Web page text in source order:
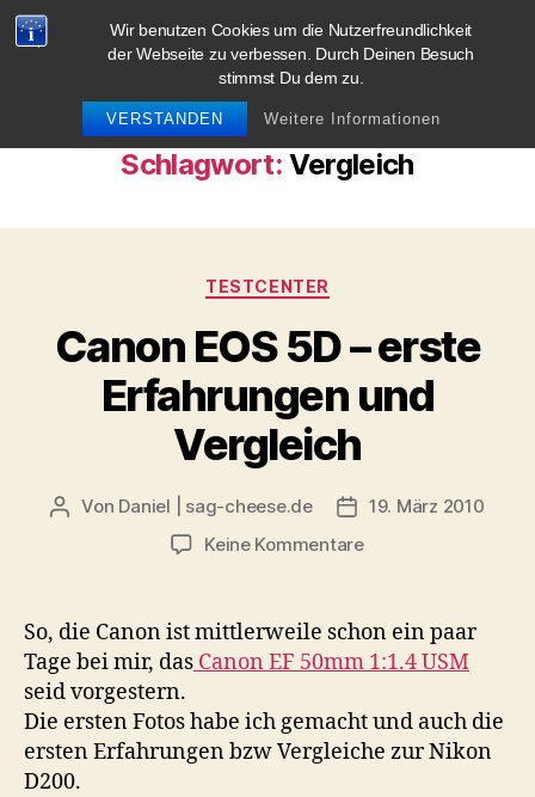
Wir benutzen Cookies um die Nutzerfreundlichkeit
der Webseite zu verbessen. Durch Deinen Besuch
stimmst Du dem zu.
VERSTANDEN Weitere Informationen
blog.sag-cheese.de
Schlagwort: Vergleich
Kategorien
TESTCENTER
Canon EOS 5D – erste
Erfahrungen und
Vergleich
Beitragsautor
Von Daniel | sag-cheese.de Beitragsdatum
19. März 2010
Keine Kommentarezu
erste
und
Vergleich
So, die Canon ist mittlerweile schon ein paar
Tage bei mir, das Canon EF 50mm 1:1.4 USM
seid vorgestern.
Die ersten Fotos habe ich gemacht und auch die
ersten Erfahrungen bzw Vergleiche zur Nikon
D200.